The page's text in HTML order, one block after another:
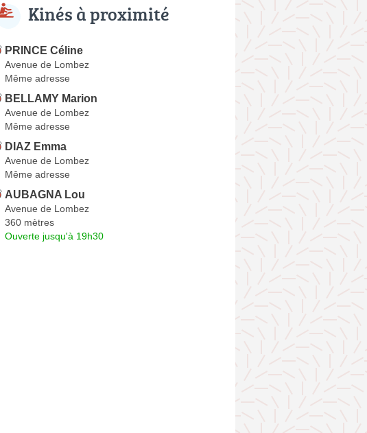
Kinés à proximité
PRINCE Céline
Avenue de Lombez
Même adresse
BELLAMY Marion
Avenue de Lombez
Même adresse
DIAZ Emma
Avenue de Lombez
Même adresse
AUBAGNA Lou
Avenue de Lombez
360 mètres
Ouverte jusqu'à 19h30